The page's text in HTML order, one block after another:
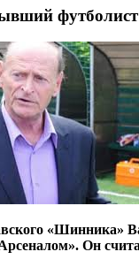
«Шинника»
Он